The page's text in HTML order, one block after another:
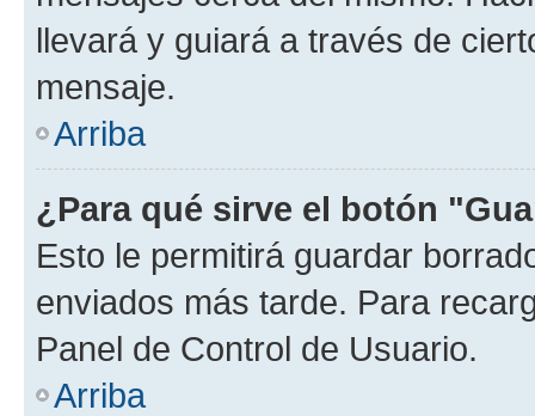
llevará y guiará a través de
mensaje.
Arriba
¿Para qué sirve el botón
Esto le permitirá guardar
enviados más tarde. Para
Panel de Control de Usuario.
Arriba